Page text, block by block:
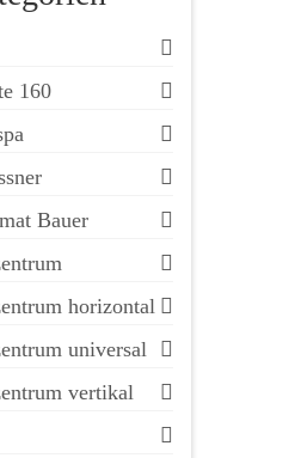
160
Bauer
horizontal
universal
vertikal